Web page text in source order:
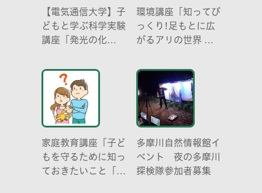
【電気通信大学】子
どもと学ぶ科学実験
講座「発光の化
い光-」
環境講座「知ってび
っくり!足もとに広
がるアリの世界 ア
成り立ち、生態系に
おける役割」
家庭教育講座「子ど
もを守るために知っ
ておきたいこと「プ
多摩川自然情報館イ
ベント 夜の多摩川
探検隊参加者募集